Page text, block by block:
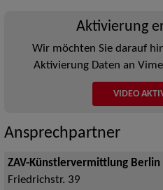
Aktivierung
Wir möchten Sie darauf
Aktivierung Daten an
VIDEO
Ansprechpartner
ZAV-Künstlervermittlung Berlin
Friedrichstr. 39